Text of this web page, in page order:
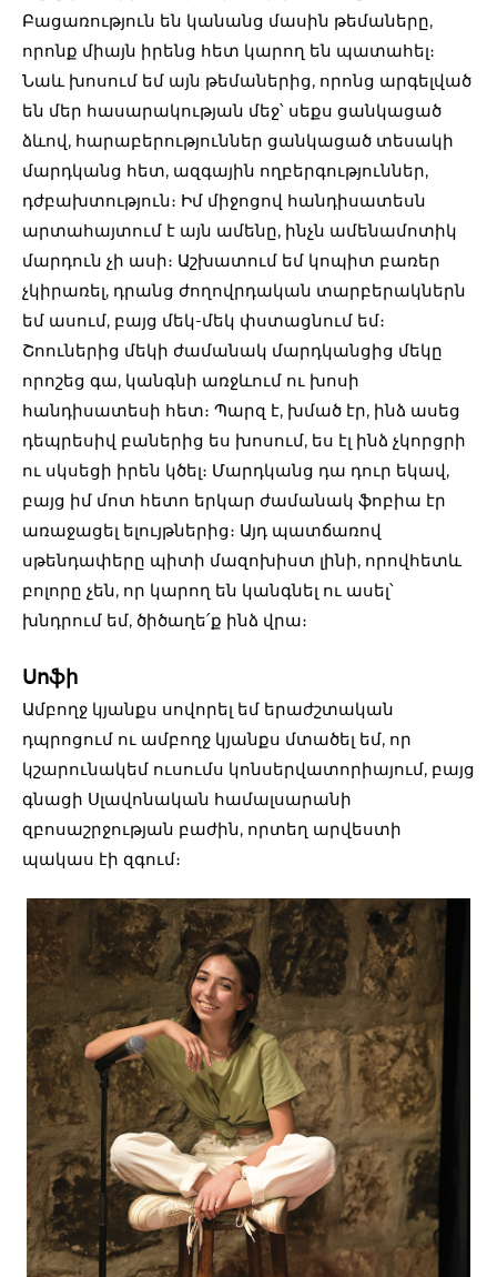
Բացառություն են կանանց մասին թեմաները,
որոնք միայն իրենց հետ կարող են պատահել։
Նաև խոսում եմ այն թեմաներից, որոնց արգելված
են մեր հասարակության մեջ՝ սեքս ցանկացած
ձևով, հարաբերություններ ցանկացած տեսակի
մարդկանց հետ, ազգային ողբերգություններ,
դժբախտություն։ Իմ միջոցով հանդիսատեսն
արտահայտում է այն ամենը, ինչն ամենամոտիկ
մարդուն չի ասի։ Աշխատում եմ կոպիտ բառեր
չկիրառել, դրանց ժողովրդական տարբերակներն
եմ ասում, բայց մեկ-մեկ փստացնում եմ։
Շոուներից մեկի ժամանակ մարդկանցից մեկը
որոշեց գա, կանգնի առջևում ու խոսի
հանդիսատեսի հետ։ Պարզ է, խմած էր, ինձ ասեց
դեպրեսիվ բաներից ես խոսում, ես էլ ինձ չկորցրի
ու սկսեցի իրեն կծել։ Մարդկանց դա դուր եկավ,
բայց իմ մոտ հետո երկար ժամանակ ֆոբիա էր
առաջացել ելույթներից։ Այդ պատճառով
սթենդափերը պիտի մազոխիստ լինի, որովհետև
բոլորը չեն, որ կարող են կանգնել ու ասել՝
խնդրում եմ, ծիծաղե՛ք ինձ վրա։
Սոֆի
Ամբողջ կյանքս սովորել եմ երաժշտական
դպրոցում ու ամբողջ կյանքս մտածել եմ, որ
կշարունակեմ ուսումս կոնսերվատորիայում, բայց
գնացի Սլավոնական համալսարանի
զբոսաշրջության բաժին, որտեղ արվեստի
պակաս էի զգում։